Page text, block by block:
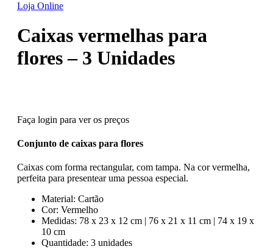
Loja Online
Caixas vermelhas para
flores – 3 Unidades
Faça login para ver os preços
Conjunto de caixas para flores
Caixas com forma rectangular, com tampa. Na cor vermelha,
perfeita para presentear uma pessoa especial.
Material: Cartão
Cor: Vermelho
Medidas: 78 x 23 x 12 cm | 76 x 21 x 11 cm | 74 x 19 x
10 cm
Quantidade: 3 unidades